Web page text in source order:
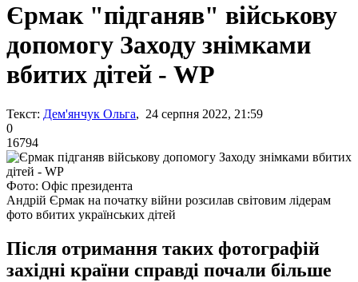
Єрмак "підганяв" військову
допомогу Заходу знімками
вбитих дітей - WP
Текст: Дем'янчук Ольга, 24 серпня 2022, 21:59
0
16794
Фото: Офіс президента
Андрій Єрмак на початку війни розсилав світовим лідерам
фото вбитих українських дітей
Після отримання таких фотографій
західні країни справді почали більше